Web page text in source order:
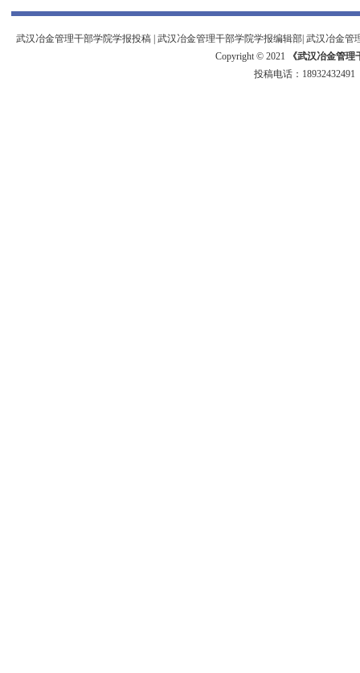
武汉冶金管理干部学院学报投稿| 武汉冶金管理干部学院学报编辑部| 武汉冶金管
Copyright © 2021
《武汉冶金管
投稿电话：